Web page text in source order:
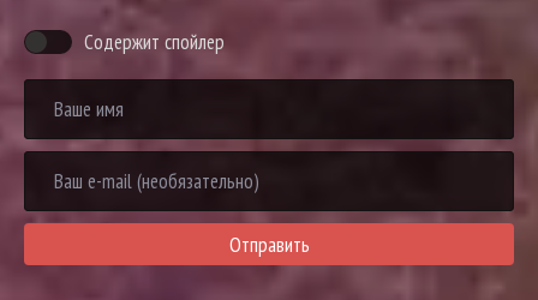
Содержит спойлер
Отправить